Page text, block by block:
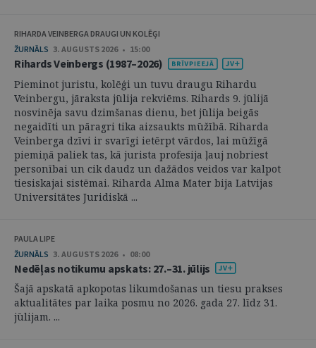
RIHARDA VEINBERGA DRAUGI UN KOLĒĢI
ŽURNĀLS 3. AUGUSTS 2026 • 15:00
Rihards Veinbergs (1987–2026)
Pieminot juristu, kolēģi un tuvu draugu Rihardu
Veinbergu, jāraksta jūlija rekviēms. Rihards 9. jūlijā
nosvinēja savu dzimšanas dienu, bet jūlija beigās
negaidīti un pāragri tika aizsaukts mūžībā. Riharda
Veinberga dzīvi ir svarīgi ietērpt vārdos, lai mūžīgā
piemiņā paliek tas, kā jurista profesija ļauj nobriest
personībai un cik daudz un dažādos veidos var kalpot
tiesiskajai sistēmai. Riharda Alma Mater bija Latvijas
Universitātes Juridiskā ...
PAULA LIPE
ŽURNĀLS 3. AUGUSTS 2026 • 08:00
Nedēļas notikumu apskats: 27.–31. jūlijs
Šajā apskatā apkopotas likumdošanas un tiesu prakses
aktualitātes par laika posmu no 2026. gada 27. līdz 31.
jūlijam. ...